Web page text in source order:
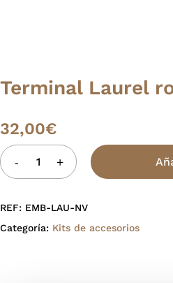
Terminal Laurel
32,00€
REF: EMB-LAU-NV
Categoría: Kits de accesorios